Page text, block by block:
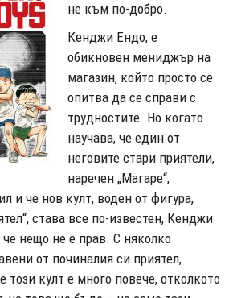
не към по-добро.
Кенджи Ендо, е
обикновен мениджър на
магазин, който просто се
опитва да се справи с
трудностите. Но когато
научава, че един от
неговите стари приятели,
наречен „Магаре“,
и че нов култ, воден от фигура,
става все по-известен, Кенджи
че нещо не е прав. С няколко
от починалия си приятел,
този култ е много повече, отколкото